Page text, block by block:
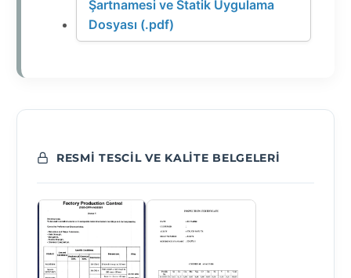
Şartnamesi ve Statik Uygulama
Dosyası (.pdf)
RESMI TESCIL VE KALITE BELGELERI